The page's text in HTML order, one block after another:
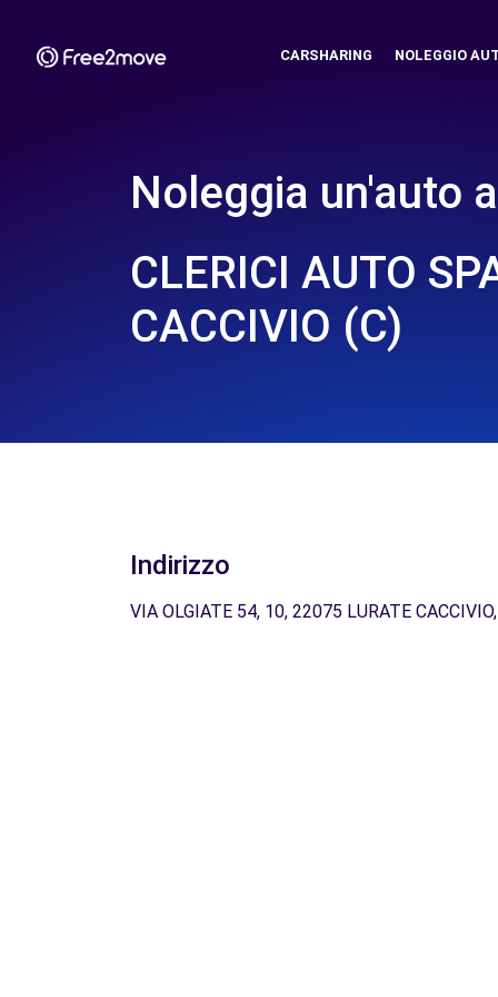
CARSHARING NOLEGGIO
Noleggia un'auto a
CLERICI AUTO
CACCIVIO (C)
Indirizzo
VIA OLGIATE 54, 10, 22075 LURATE